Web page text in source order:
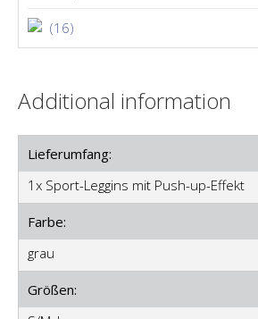
(16)
Additional information
Lieferumfang:
1x Sport-Leggins mit Push-up-Effekt
Farbe:
grau
Größen: